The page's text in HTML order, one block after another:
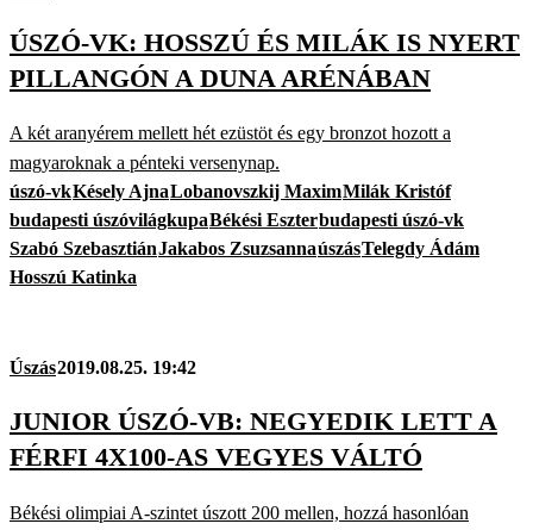
ÚSZÓ-VK: HOSSZÚ ÉS MILÁK IS NYERT
PILLANGÓN A DUNA ARÉNÁBAN
A két aranyérem mellett hét ezüstöt és egy bronzot hozott a
magyaroknak a pénteki versenynap.
úszó-vkKésely AjnaLobanovszkij MaximMilák Kristóf
budapesti úszóvilágkupaBékési Eszterbudapesti úszó-vk
Szabó SzebasztiánJakabos ZsuzsannaúszásTelegdy Ádám
Hosszú Katinka
Úszás2019.08.25. 19:42
JUNIOR ÚSZÓ-VB: NEGYEDIK LETT A
FÉRFI 4X100-AS VEGYES VÁLTÓ
Békési olimpiai A-szintet úszott 200 mellen, hozzá hasonlóan